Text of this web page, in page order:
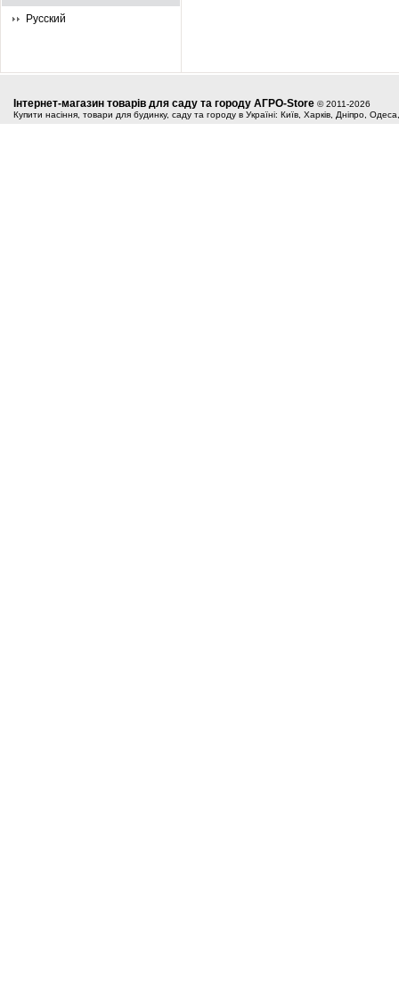
Русский
Інтернет-магазин товарів для саду та городу АГРО-Store © 2011-2026
Купити насіння, товари для будинку, саду та городу в Україні: Київ, Харків, Дніпро,